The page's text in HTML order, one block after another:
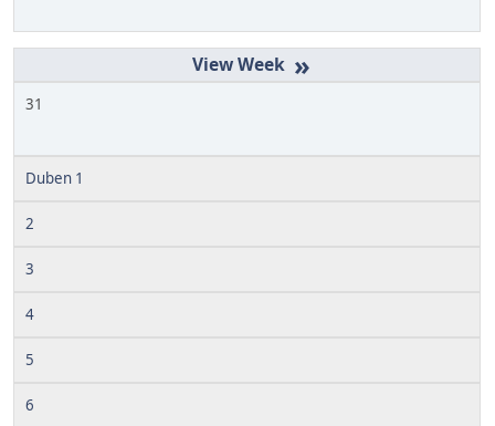
»
31
Duben 1
2
3
4
5
6